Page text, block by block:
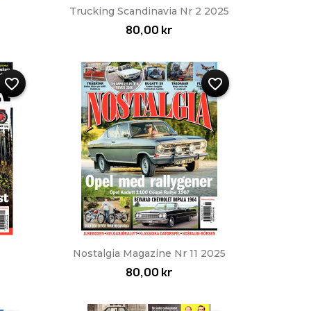
Snabbvy
Trucking Scandinavia Nr 2 2025
80,00 kr
favorite_border
Snabbvy
Nostalgia Magazine Nr 11 2025
80,00 kr
favorite_border